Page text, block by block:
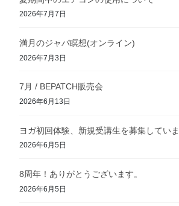
2026年7月7日
満月のジャパ瞑想(オンライン)
2026年7月3日
7月 / BEPATCH販売会
2026年6月13日
ヨガ初回体験、新規受講生を募集していま
2026年6月5日
8周年！ありがとうございます。
2026年6月5日